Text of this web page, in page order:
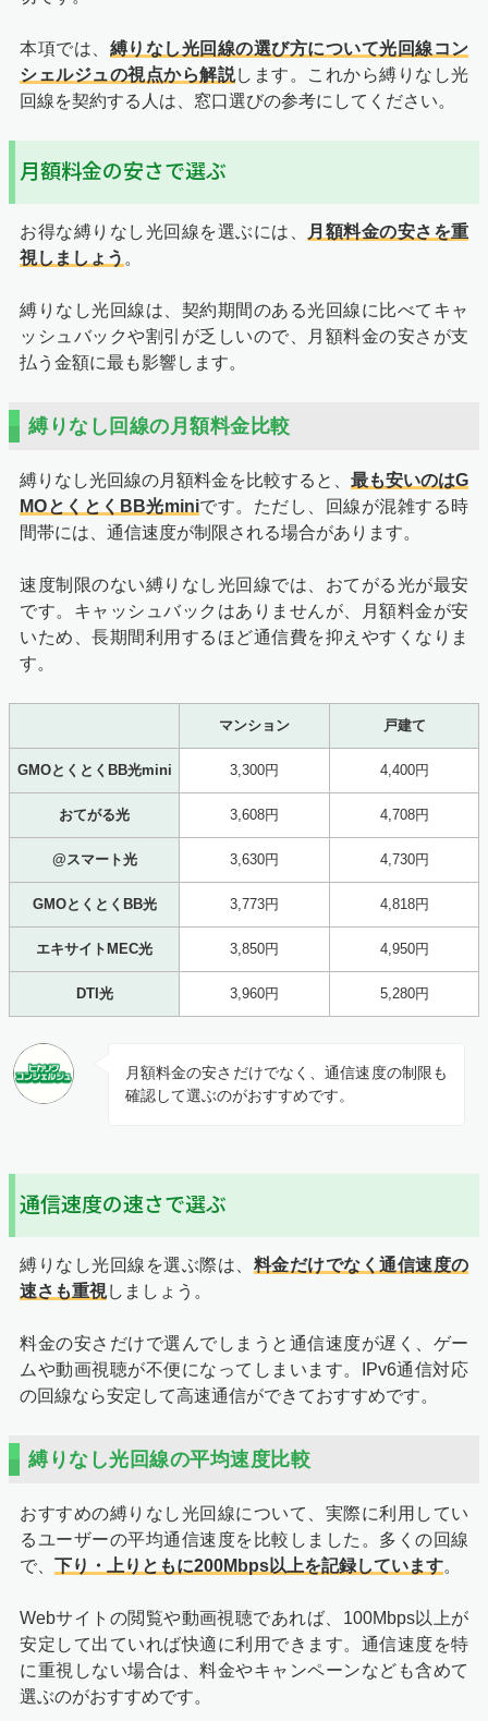
本項では、 縛りなし光回線の選び方について光回線コン
シェルジュの視点から解説します。これから縛りなし光
回線を契約する人は、窓口選びの参考にしてください。
月額料金の安さで選ぶ
お得な縛りなし光回線を選ぶには、
月額料金の安さを重
視しましょう 。
縛りなし光回線は、契約期間のある光回線に比べてキャ
ッシュバックや割引が乏しいので、月額料金の安さが支
払う金額に最も影響します。
縛りなし回線の月額料金比較
縛りなし光回線の月額料金を比較すると、 最も安いのはG
MOとくとくBB光miniです。ただし、回線が混雑する時
間帯には、通信速度が制限される場合があります。
速度制限のない縛りなし光回線では、おてがる光が最安
です。キャッシュバックはありませんが、月額料金が安
いため、長期間利用するほど通信費を抑えやすくなりま
す。
マンション 戸建て
GMOとくとくBB光mini 3,300円 4,400円
おてがる光 3,608円 4,708円
@スマート光 3,630円 4,730円
GMOとくとくBB光 3,773円 4,818円
エキサイトMEC光 3,850円 4,950円
DTI光 3,960円 5,280円
月額料金の安さだけでなく、通信速度の制限も
確認して選ぶのがおすすめです。
通信速度の速さで選ぶ
縛りなし光回線を選ぶ際は、 料金だけでなく通信速度の
速さも重視しましょう。
料金の安さだけで選んでしまうと通信速度が遅く、ゲー
ムや動画視聴が不便になってしまいます。IPv6通信対応
の回線なら安定して高速通信ができておすすめです。
縛りなし光回線の平均速度比較
おすすめの縛りなし光回線について、実際に利用してい
るユーザーの平均通信速度を比較しました。多くの回線
で、 下り・上りともに200Mbps以上を記録しています。
Webサイトの閲覧や動画視聴であれば、100Mbps以上が
安定して出ていれば快適に利用できます。通信速度を特
に重視しない場合は、料金やキャンペーンなども含めて
選ぶのがおすすめです。